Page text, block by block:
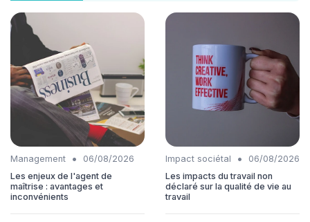
Management •
06/08/2026
Les enjeux de l'agent de
maîtrise : avantages et
inconvénients
Impact sociétal •
06/08/2026
Les impacts du travail non
déclaré sur la qualité de vie au
travail